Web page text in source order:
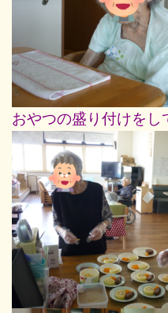
おやつの盛り付けをし